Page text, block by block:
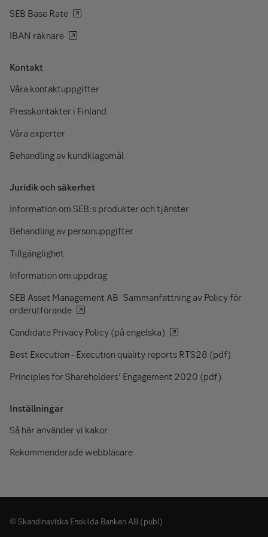
SEB Base Rate
IBAN räknare
Kontakt
Våra kontaktuppgifter
Presskontakter i Finland
Våra experter
Behandling av kundklagomål
Juridik och säkerhet
Information om SEB:s produkter och tjänster
Behandling av personuppgifter
Tillgänglighet
Information om uppdrag
SEB Asset Management AB: Sammanfattning av Policy för
orderutförande
Candidate Privacy Policy (på engelska)
Best Execution - Execution quality reports RTS28 (pdf)
Principles for Shareholders’ Engagement 2020 (pdf)
Inställningar
Så här använder vi kakor
Rekommenderade webbläsare
© Skandinaviska Enskilda Banken AB (publ)